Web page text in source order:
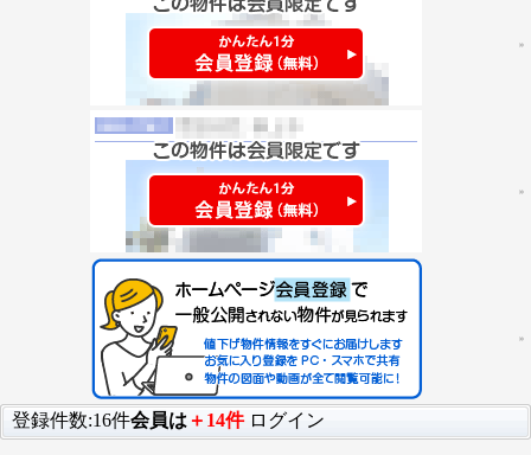
登録件数:16件会員は ＋14件 ログイン